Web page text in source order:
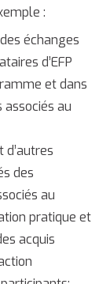
:
échanges
d’EFP
et dans
au
des
au
pratique et
acquis